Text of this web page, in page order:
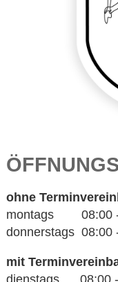
ohne
montags 08:00 -
donnerstags 08:00
mit